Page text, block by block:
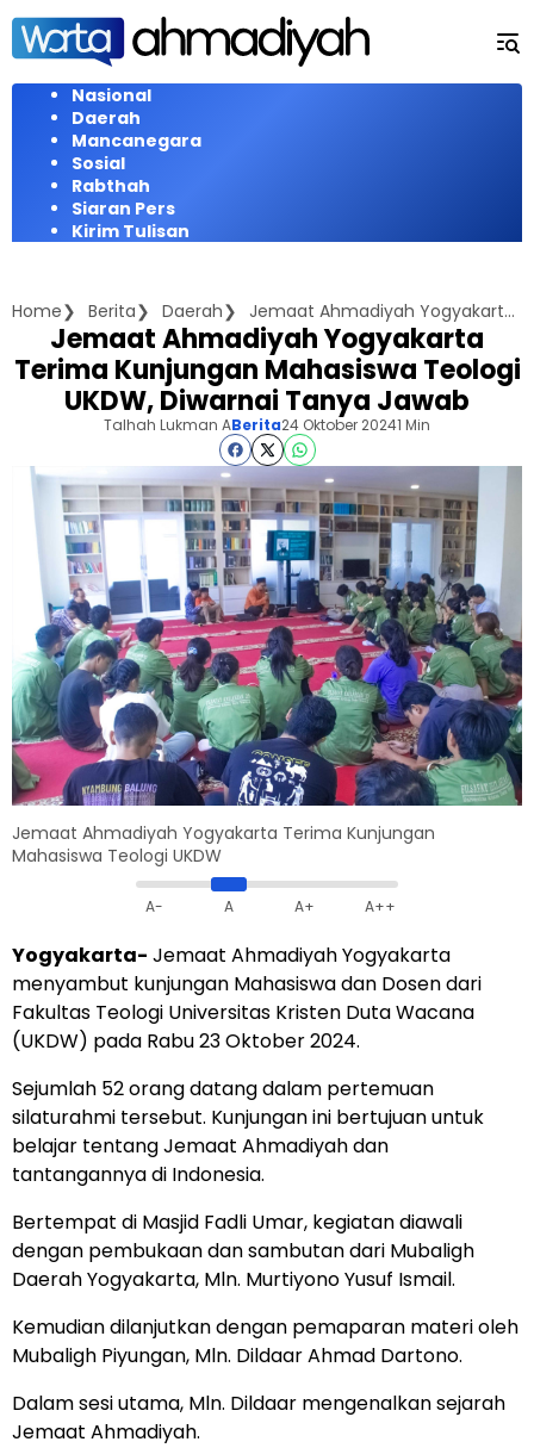
Langsung
konten
Nasional
Daerah
Mancanegara
Sosial
Rabthah
Siaran Pers
Kirim Tulisan
Home Berita Daerah Jemaat Ahmadiyah Yogyakarta Terima Kunjungan Mahasiswa Teologi UKDW, Diwarnai Tanya Jawab
Jemaat Ahmadiyah Yogyakarta
Terima Kunjungan Mahasiswa Teologi
UKDW, Diwarnai Tanya Jawab
Talhah Lukman ABerita24 Oktober 20241 Min
Jemaat Ahmadiyah Yogyakarta Terima Kunjungan
Mahasiswa Teologi UKDW
A- A A+ A++
Yogyakarta- Jemaat Ahmadiyah Yogyakarta
menyambut kunjungan Mahasiswa dan Dosen dari
Fakultas Teologi Universitas Kristen Duta Wacana
(UKDW) pada Rabu 23 Oktober 2024.
Sejumlah 52 orang datang dalam pertemuan
silaturahmi tersebut. Kunjungan ini bertujuan untuk
belajar tentangJemaat Ahmadiyahdan
tantangannya di Indonesia.
Bertempat di Masjid Fadli Umar, kegiatan diawali
dengan pembukaan dan sambutan dari Mubaligh
Daerah Yogyakarta, Mln. Murtiyono Yusuf Ismail.
Kemudian dilanjutkan dengan pemaparan materi oleh
Mubaligh Piyungan, Mln. Dildaar Ahmad Dartono.
Dalam sesi utama, Mln. Dildaar mengenalkan sejarah
Jemaat Ahmadiyah.